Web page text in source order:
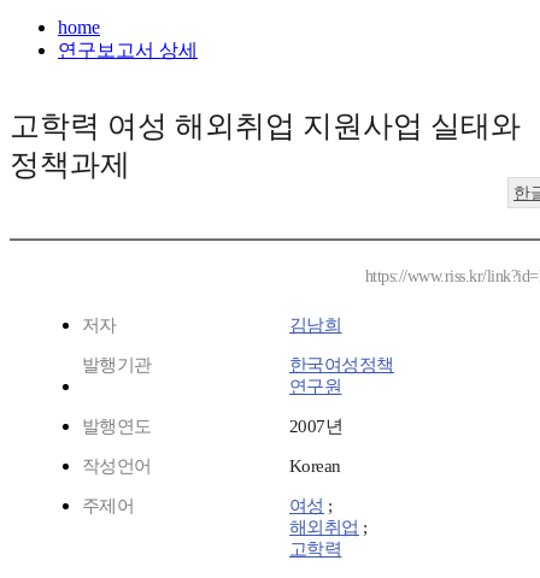
home
연구보고서 상세
고학력 여성 해외취업 지원사업 실태와
정책과제
한
https://www.riss.kr/
저자 김남희
발행기관
한국여성정책
연구원
발행연도 2007년
작성언어 Korean
주제어 여성 ;
해외취업 ;
고학력